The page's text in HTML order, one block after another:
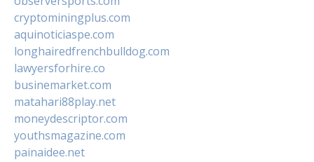
cryptominingplus.com
aquinoticiaspe.com
longhairedfrenchbulldog.com
lawyersforhire.co
businemarket.com
matahari88play.net
moneydescriptor.com
youthsmagazine.com
painaidee.net